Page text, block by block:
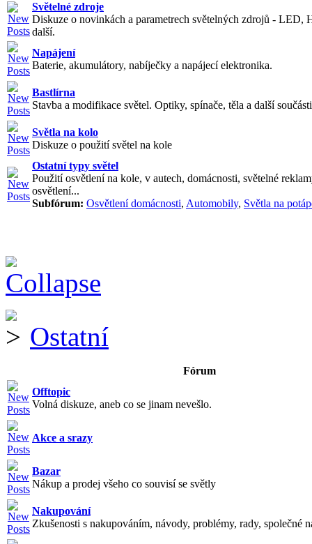
Světelné zdroje
Diskuze o novinkách a parametrech světelných zdrojů - LED,
další.
Napájení
Baterie, akumulátory, nabíječky a napájecí elektronika.
Bastlírna
Stavba a modifikace světel. Optiky, spínače, těla a další
Světla na kolo
Diskuze o použití světel na kole
Ostatní typy světel
Použití osvětlení na kole, v autech, domácnosti, světelné
osvětlení...
Subfórum: Osvětlení domácnosti, Automobily, Světla na
Ostatní
Fórum
Offtopic
Volná diskuze, aneb co se jinam nevešlo.
Akce a srazy
Bazar
Nákup a prodej všeho co souvisí se světly
Nakupování
Zkušenosti s nakupováním, návody, problémy, rady, společné